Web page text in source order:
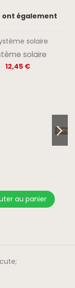
ont également
solaire
12,45 €
au panier